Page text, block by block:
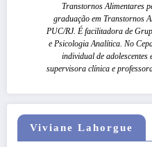
Transtornos Alimentares
graduação em Transtornos
PUC/RJ. É facilitadora de
e Psicologia Analítica. No
individual de adolescentes
supervisora clínica e
Viviane Lahorgue